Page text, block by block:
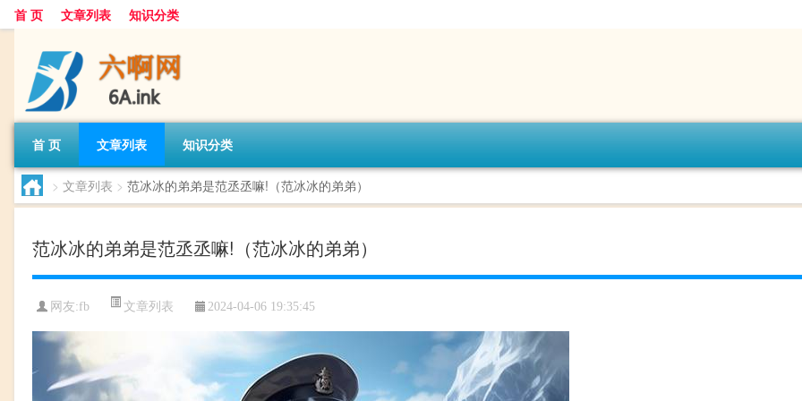
首 页 文章列表 知识分类
首 页 文章列表 知识分类
> 文章列表 > 范冰冰的弟弟是范丞丞嘛!（范冰冰的弟弟）
范冰冰的弟弟是范丞丞嘛!（范冰冰的弟弟）
网友:fb 文章列表 2024-04-06 19:35:45